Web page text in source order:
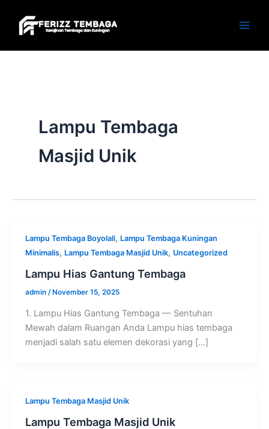
content
Lampu Tembaga
Masjid Unik
Lampu Tembaga Boyolali, Lampu Tembaga Kuningan
Minimalis, Lampu Tembaga Masjid Unik, Uncategorized
Lampu Hias Gantung Tembaga
admin /November 15, 2025
1. Lampu Hias Gantung Tembaga — Sentuhan
Mewah dalam Ruangan Anda Lampu hias tembaga
menjadi salah satu elemen dekorasi yang […]
Lampu Tembaga Masjid Unik
Lampu Tembaga Masjid Unik